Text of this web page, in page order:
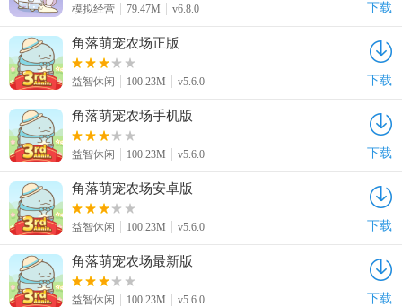
模拟经营 79.47M v6.8.0 下载
角落萌宠农场正版
益智休闲 100.23M v5.6.0 下载
角落萌宠农场手机版
益智休闲 100.23M v5.6.0 下载
角落萌宠农场安卓版
益智休闲 100.23M v5.6.0 下载
角落萌宠农场最新版
益智休闲 100.23M v5.6.0 下载